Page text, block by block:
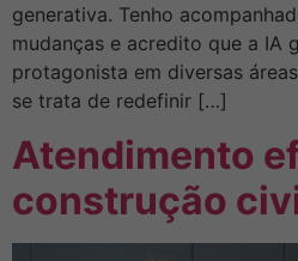
generativa. Tenho
mudanças e acredito que a IA
protagonista em diversas
se trata de redefinir […]
Atendimento
construção